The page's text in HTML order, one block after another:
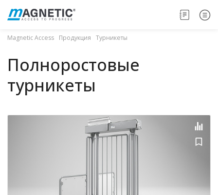
Magnetic Access Продукция Турникеты
Полноростовые
турникеты